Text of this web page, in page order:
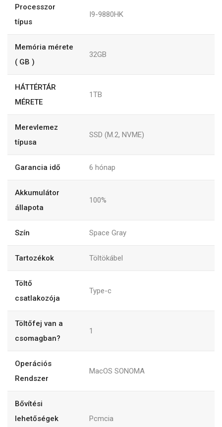
Processzor
típus
I9-9880HK
Memória mérete
( GB )
32GB
HÁTTÉRTÁR
MÉRETE
1TB
Merevlemez
típusa
SSD (M.2, NVME)
Garancia idő 6 hónap
Akkumulátor
állapota
100%
Szín Space Gray
Tartozékok Töltökábel
Töltő
csatlakozója
Type-c
Töltőfej van a
csomagban?
1
Operációs
Rendszer
MacOS SONOMA
Bővítési
lehetőségek
Pcmcia